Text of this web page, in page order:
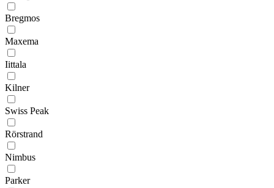
Bregmos
Maxema
Iittala
Kilner
Swiss Peak
Rörstrand
Nimbus
Parker